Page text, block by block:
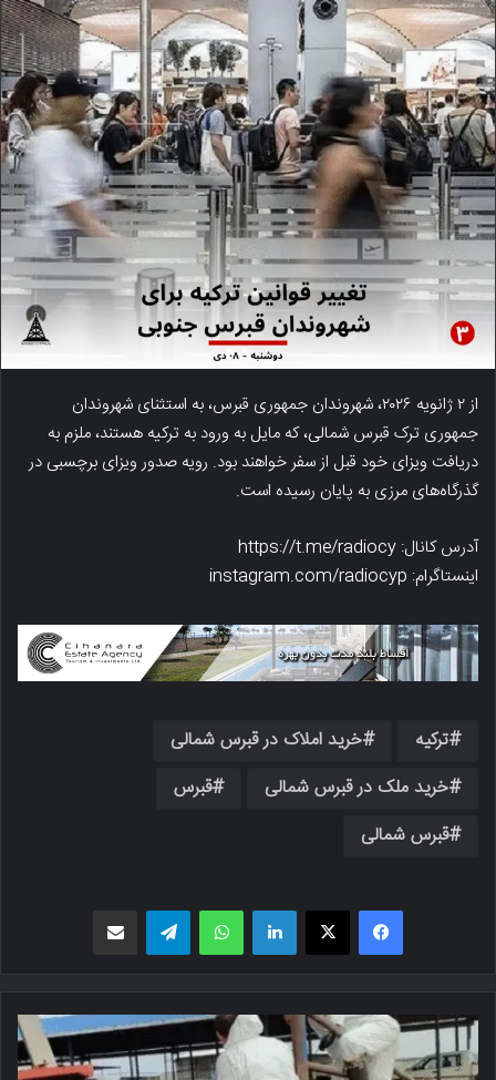
از ۲ ژانویه ۲۰۲۶، شهروندان جمهوری قبرس، به استثنای شهروندان
جمهوری ترک قبرس شمالی، که مایل به ورود به ترکیه هستند، ملزم به
دریافت ویزای خود قبل از سفر خواهند بود. رویه صدور ویزای برچسبی در
گذرگاه‌های مرزی به پایان رسیده است.
آدرس کانال: https://t.me/radiocy
اینستاگرام: instagram.com/radiocyp
ترکیه
خرید املاک در قبرس شمالی
خرید ملک در قبرس شمالی
قبرس
قبرس شمالی
فیسبوک X لینکدین واتس اپ